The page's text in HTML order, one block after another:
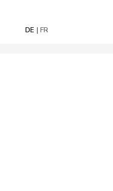
DE FR